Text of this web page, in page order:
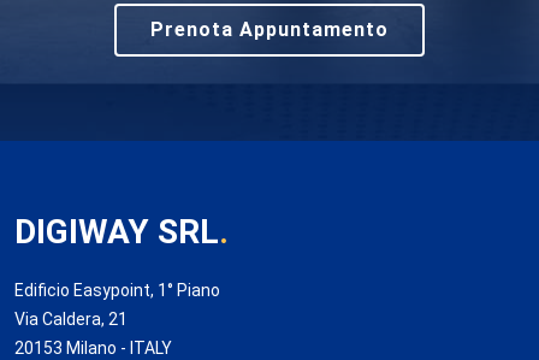
Prenota Appuntamento
DIGIWAY SRL.
Edificio Easypoint, 1° Piano
Via Caldera, 21
20153 Milano - ITALY